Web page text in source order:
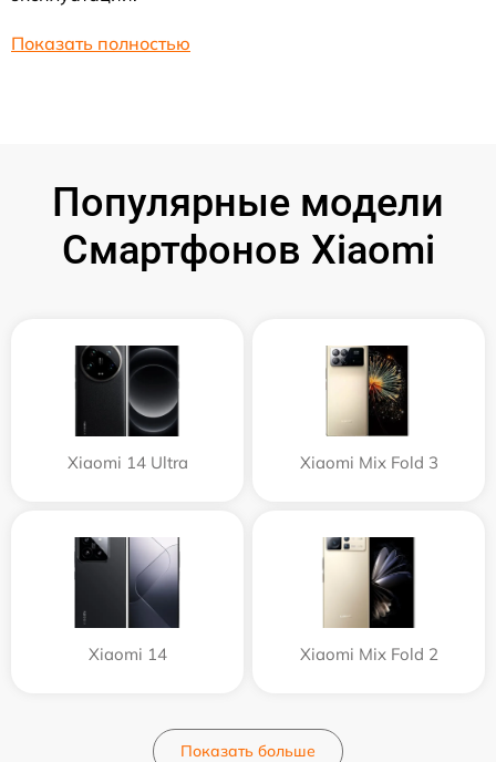
Показать полностью
Популярные модели
Смартфонов Xiaomi
Xiaomi 14 Ultra Xiaomi Mix Fold 3
Xiaomi 14 Xiaomi Mix Fold 2
Показать больше